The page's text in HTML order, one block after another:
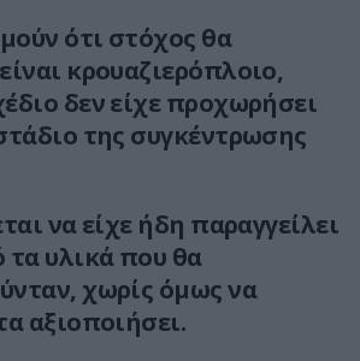
ότι στόχος θα
κρουαζιερόπλοιο,
δεν είχε προχωρήσει
της συγκέντρωσης
να είχε ήδη παραγγείλει
τα υλικά που θα
χωρίς όμως να
αξιοποιήσει.